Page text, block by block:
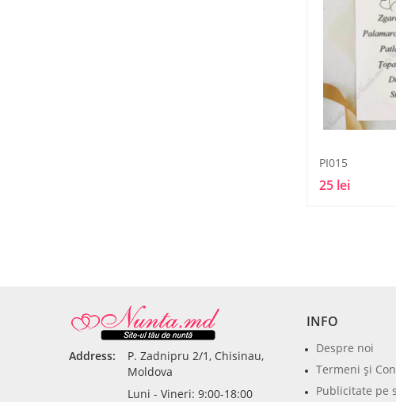
PI015
25 lei
Address:
P. Zadnipru 2/1, Chisinau,
Moldova
Luni - Vineri: 9:00-18:00
INFO
Despre noi
Termeni şi
Publicitate pe